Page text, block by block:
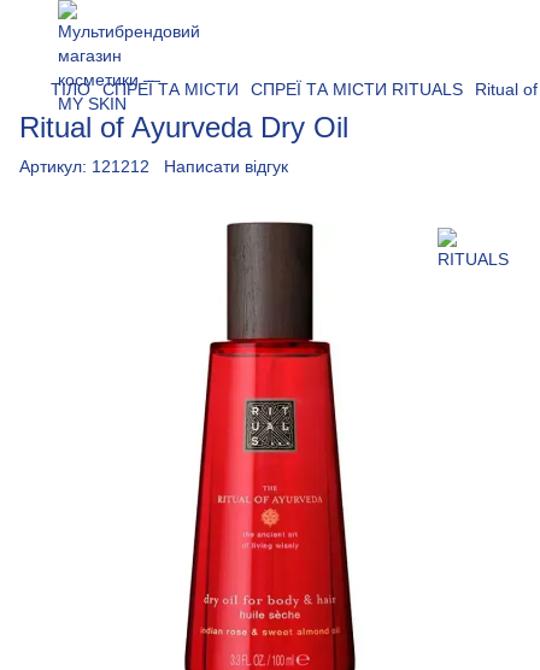
ТІЛО СПРЕЇ ТА МІСТИ СПРЕЇ ТА МІСТИ RITUALS Ritual
Ritual of Ayurveda Dry Oil
Артикул: 121212 Написати відгук